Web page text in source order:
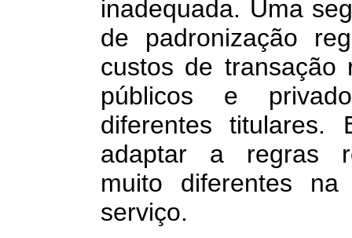
inadequada. Uma
de padronização
custos de transação
públicos e
diferentes
adaptar a regras
muito diferentes
serviço.